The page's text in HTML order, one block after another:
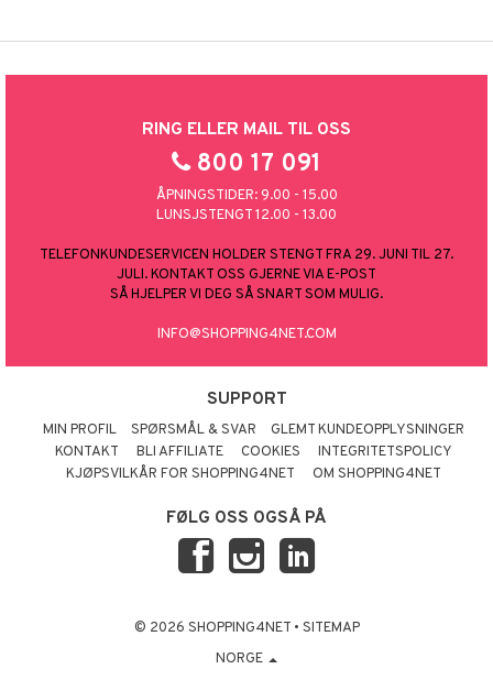
RING ELLER MAIL TIL OSS
800 17 091
ÅPNINGSTIDER: 9.00 - 15.00
LUNSJSTENGT 12.00 - 13.00
TELEFONKUNDESERVICEN HOLDER STENGT FRA 29. JUNI TIL 27.
JULI. KONTAKT OSS GJERNE VIA E-POST
SÅ HJELPER VI DEG SÅ SNART SOM MULIG.
INFO@SHOPPING4NET.COM
SUPPORT
MIN PROFIL SPØRSMÅL & SVAR
GLEMT KUNDEOPPLYSNINGER
KONTAKT
BLI AFFILIATE COOKIES
INTEGRITETSPOLICY
KJØPSVILKÅR FOR SHOPPING4NET
OM SHOPPING4NET
FØLG OSS OGSÅ PÅ
© 2026 SHOPPING4NET • SITEMAP
NORGE